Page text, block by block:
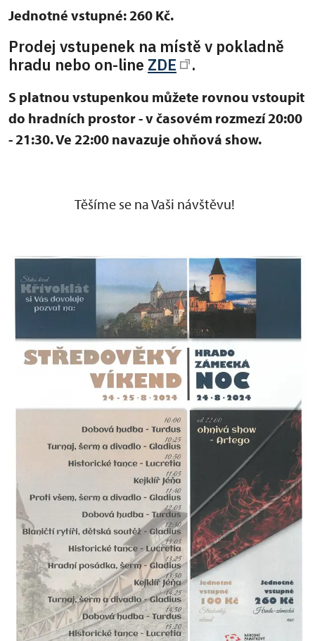
Jednotné vstupné: 260 Kč.
Prodej vstupenek na místě v pokladně
hradu nebo on-line ZDE .
S platnou vstupenkou můžete rovnou vstoupit
do hradních prostor - v časovém rozmezí 20:00
- 21:30. Ve 22:00 navazuje ohňová show.
Těšíme se na Vaši návštěvu!